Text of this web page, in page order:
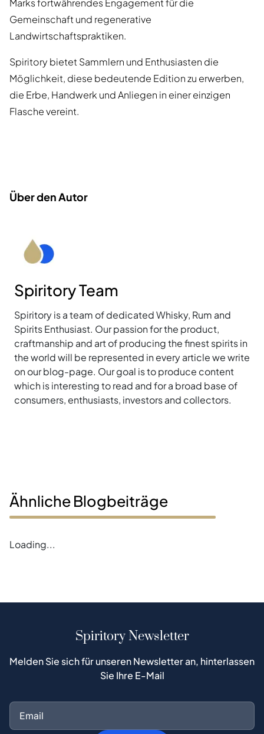
Marks fortwährendes Engagement für die
Gemeinschaft und regenerative
Landwirtschaftspraktiken.
Spiritory bietet Sammlern und Enthusiasten die
Möglichkeit, diese bedeutende Edition zu erwerben,
die Erbe, Handwerk und Anliegen in einer einzigen
Flasche vereint.
Über den Autor
Spiritory Team
Spiritory is a team of dedicated Whisky, Rum and
Spirits Enthusiast. Our passion for the product,
craftmanship and art of producing the finest spirits in
the world will be represented in every article we write
on our blog-page. Our goal is to produce content
which is interesting to read and for a broad base of
consumers, enthusiasts, investors and collectors.
Ähnliche Blogbeiträge
Loading...
Spiritory Newsletter
Melden Sie sich für unseren Newsletter an, hinterlassen
Sie Ihre E-Mail